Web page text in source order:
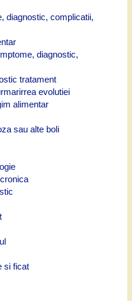
diagnostic, complicatii,
diagnostic,
tratament
evolutiei
alimentar
sau alte boli
si ficat